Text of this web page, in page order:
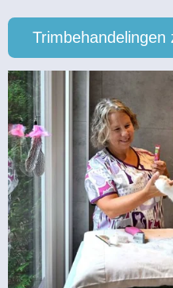
Trimbehandelingen